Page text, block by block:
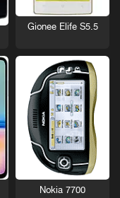
Gionee Elife S5.5
Nokia 7700